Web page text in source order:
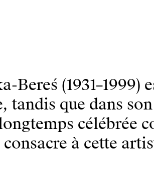
Bereś (1931–1999)
tandis que dans
célébrée
à cette